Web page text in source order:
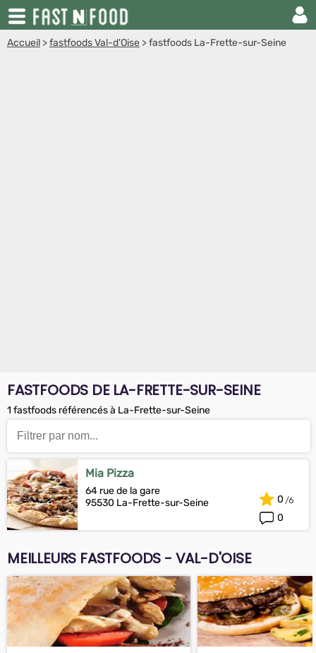
Accueil >fastfoods Val-d'Oise >fastfoods La-Frette-sur-Seine
FASTFOODS DE LA-FRETTE-SUR-SEINE
1 fastfoods référencés à La-Frette-sur-Seine
Mia Pizza
64 rue de la gare
95530 La-Frette-sur-Seine
0
0
MEILLEURS FASTFOODS - VAL-D'OISE